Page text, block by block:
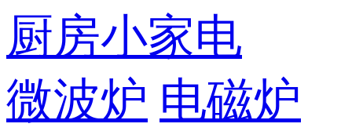
厨房小家电
微波炉 电磁炉